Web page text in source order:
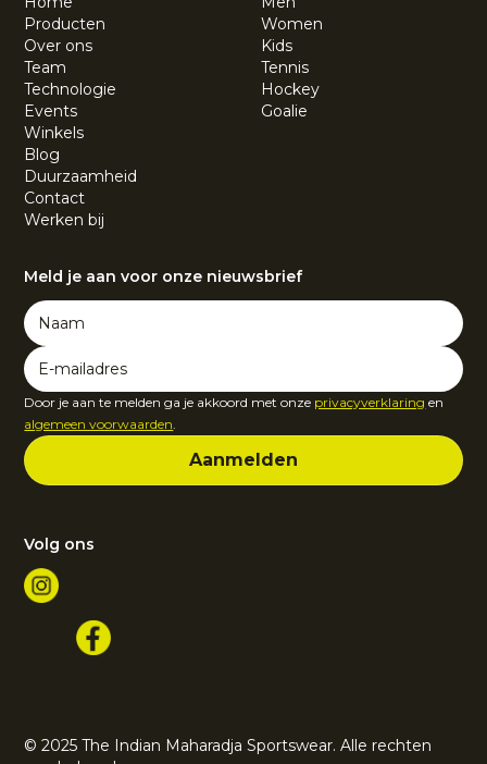
Producten
Over ons
Team
Technologie
Events
Winkels
Blog
Duurzaamheid
Contact
Werken bij
Women
Kids
Tennis
Hockey
Goalie
Meld je aan voor onze nieuwsbrief
Door je aan te melden ga je akkoord met onze privacyverklaring en
algemeen voorwaarden
Volg ons
© 2025 The Indian Maharadja Sportswear. Alle rechten